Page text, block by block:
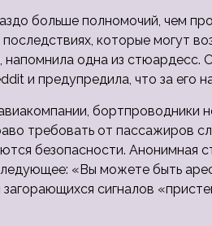
больше полномочий, чем
последствиях, которые могут
напомнила одна из стюардесс.
и предупредила, что за его
бортпроводники
требовать от пассажиров
безопасности. Анонимная
«Вы можете быть
сигналов